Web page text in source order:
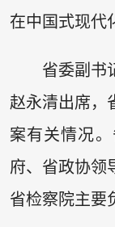
在中国式现代
省委副书
赵永清出席，
案有关情况
府、省政协领
省检察院主要